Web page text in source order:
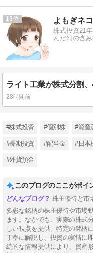
13
株式投資21
んだ幻の含
ライト工業が株式分割
28時間前
#株式投資 #個別株 #資産
#長期投資 #配当金 #日本
#外貨預金
このブログのここがポイ
株主優待と市
多彩な銘柄の株主優待や市場
ます。なかでも、実際の株式
しい視点を提供。特定の銘柄
丁寧に解説し、投資の実情に
続的な情報提供により、資産